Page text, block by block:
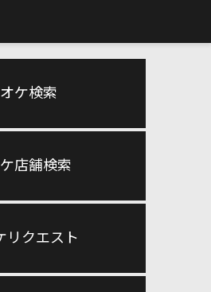
ケ検索
店舗検索
リクエスト